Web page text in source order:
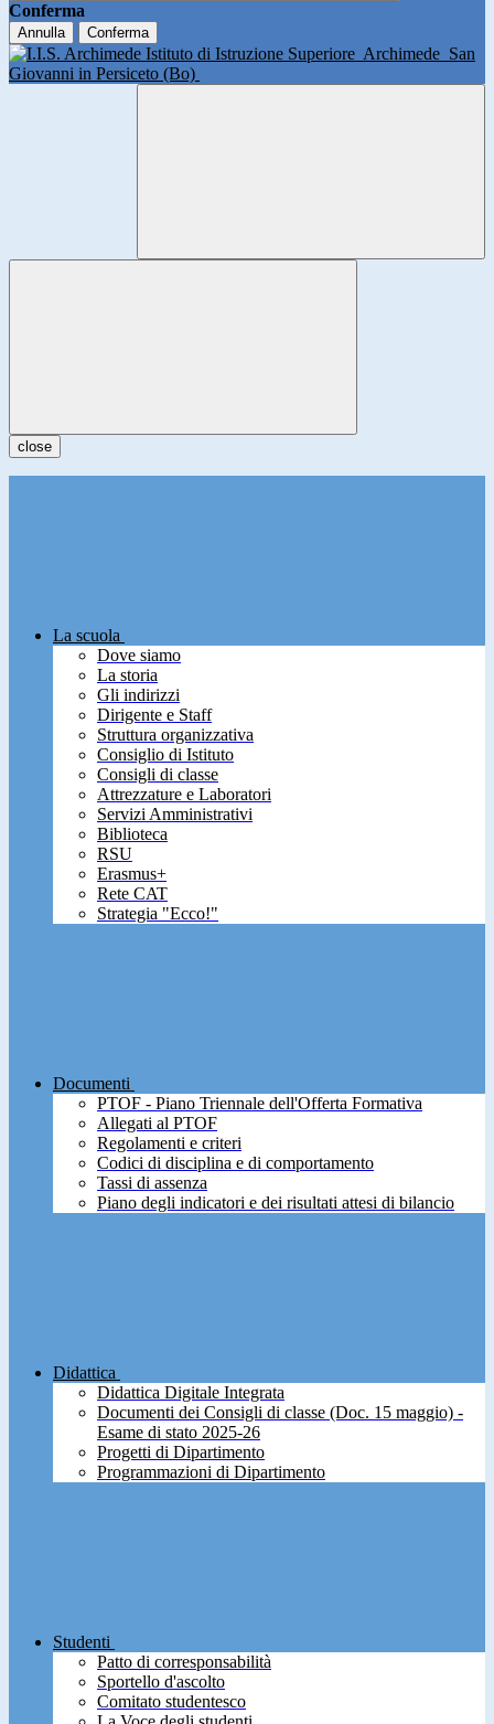
Conferma
Annulla Conferma
Istituto di Istruzione Superiore Archimede San
Giovanni in Persiceto (Bo)
close
La scuola
Dove siamo
La storia
Gli indirizzi
Dirigente e Staff
Struttura organizzativa
Consiglio di Istituto
Consigli di classe
Attrezzature e Laboratori
Servizi Amministrativi
Biblioteca
RSU
Erasmus+
Rete CAT
Strategia "Ecco!"
Documenti
PTOF - Piano Triennale dell'Offerta Formativa
Allegati al PTOF
Regolamenti e criteri
Codici di disciplina e di comportamento
Tassi di assenza
Piano degli indicatori e dei risultati attesi di bilancio
Didattica
Didattica Digitale Integrata
Documenti dei Consigli di classe (Doc. 15 maggio) -
Esame di stato 2025-26
Progetti di Dipartimento
Programmazioni di Dipartimento
Studenti
Patto di corresponsabilità
Sportello d'ascolto
Comitato studentesco